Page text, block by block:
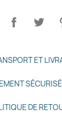
ET
SÉCURISÉ
DE